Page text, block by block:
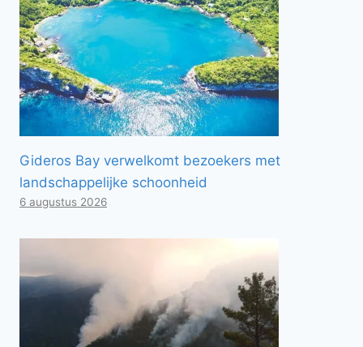
Gideros Bay verwelkomt bezoekers met
landschappelijke schoonheid
6 augustus 2026